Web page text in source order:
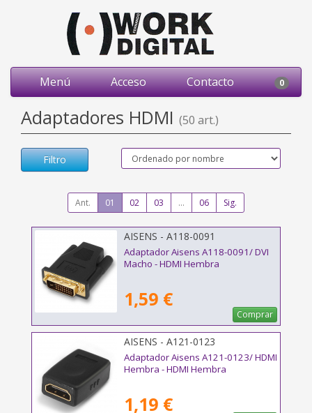
Menú Acceso Contacto 0
Adaptadores HDMI (50 art.)
Filtro
Ant. 01 02 03 ... 06 Sig.
AISENS - A118-0091
Adaptador Aisens A118-0091/ DVI
Macho - HDMI Hembra
1,59 €
Comprar
AISENS - A121-0123
Adaptador Aisens A121-0123/ HDMI
Hembra - HDMI Hembra
1,19 €